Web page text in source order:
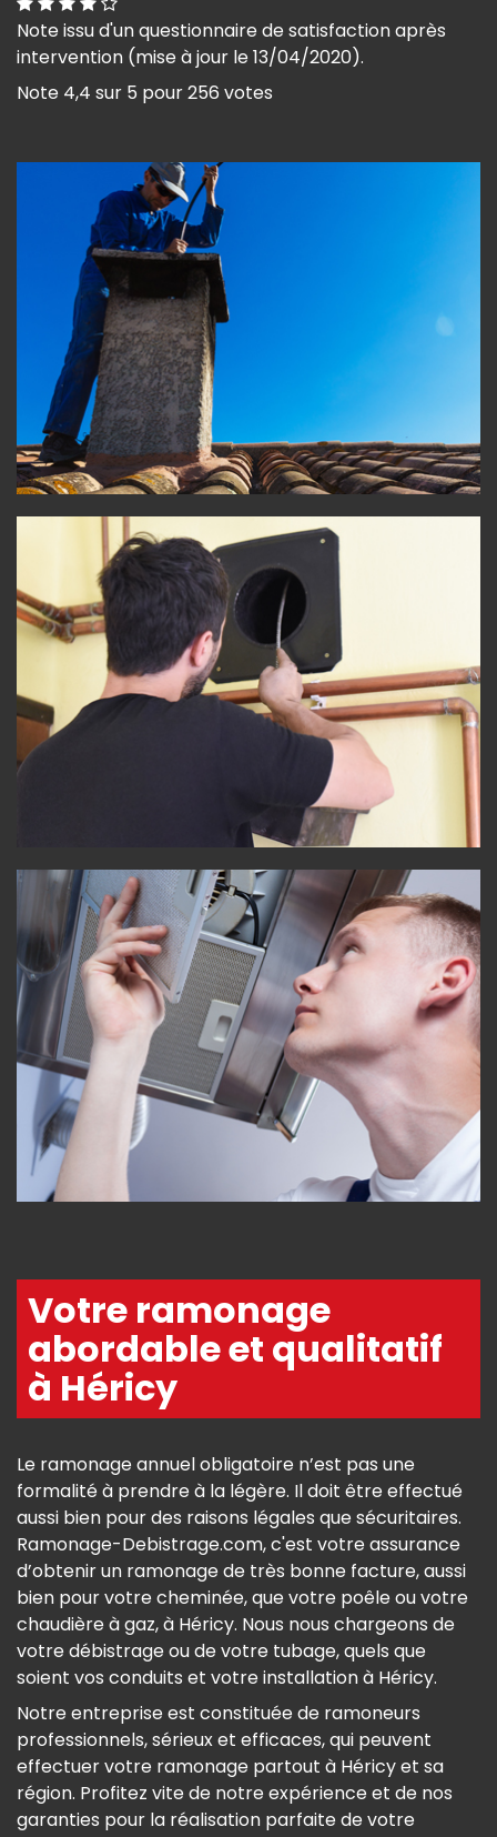
Note issu d'un questionnaire de satisfaction après
intervention (mise à jour le 13/04/2020).
Note 4,4 sur 5 pour256 votes
Votre ramonage
abordable et qualitatif
à Héricy
Le ramonage annuel obligatoire n’est pas une
formalité à prendre à la légère. Il doit être effectué
aussi bien pour des raisons légales que sécuritaires.
Ramonage-Debistrage.com, c'est votre assurance
d’obtenir un ramonage de très bonne facture, aussi
bien pour votre cheminée, que votre poêle ou votre
chaudière à gaz, à Héricy. Nous nous chargeons de
votre débistrage ou de votre tubage, quels que
soient vos conduits et votre installation à Héricy.
Notre entreprise est constituée de ramoneurs
professionnels, sérieux et efficaces, qui peuvent
effectuer votre ramonage partout à Héricy et sa
région. Profitez vite de notre expérience et de nos
garanties pour la réalisation parfaite de votre